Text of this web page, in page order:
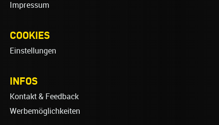
Impressum
COOKIES
Einstellungen
INFOS
Kontakt & Feedback
Werbemöglichkeiten